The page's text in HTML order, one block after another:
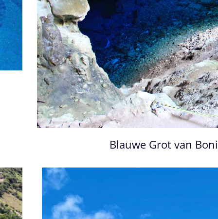
Blauwe Grot van